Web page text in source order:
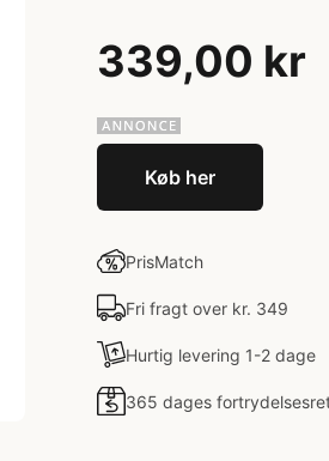
339,00 kr
Køb her
PrisMatch
Fri fragt over kr. 349
Hurtig levering 1-2 dage
365 dages